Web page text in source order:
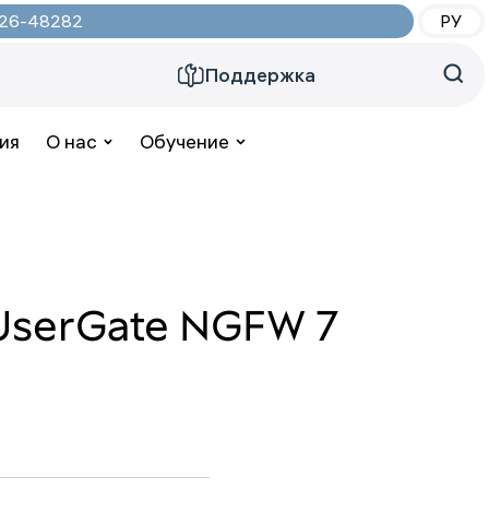
48282 РУ
Поддержка
О нас Обучение
NGFW 7